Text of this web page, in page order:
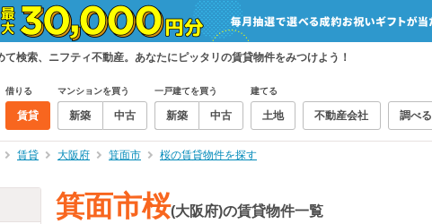
検索、ニフティ不動産。あなたにピッタリの賃貸物件をみつけよう！
借りる
賃貸
マンションを買う
新築 中古
一戸建てを買う
新築 中古
建てる
土地 不動産会社 調べる
賃貸 大阪府 箕面市 桜の賃貸物件を探す
箕面市桜(大阪府)の賃貸物件一覧